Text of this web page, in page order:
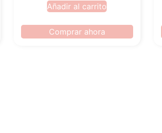
Añadir al carrito
Comprar ahora